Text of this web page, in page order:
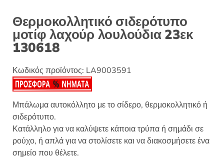
Θερμοκολλητικό σιδερότυπο
μοτίφ λαχούρ λουλούδια 23εκ
130618
Κωδικός προϊόντος: LA9003591
Μπάλωμα αυτοκόλλητο με το σίδερο, θερμοκολλητικό ή
σιδερότυπο.
Κατάλληλο για να καλύψετε κάποια τρύπα ή σημάδι σε
ρούχο, ή απλά για να στολίσετε και να διακοσμήσετε ένα
σημείο που θέλετε.